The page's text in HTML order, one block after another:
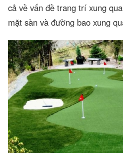
cả về vấn đề trang trí xung
mặt sàn và đường bao xung